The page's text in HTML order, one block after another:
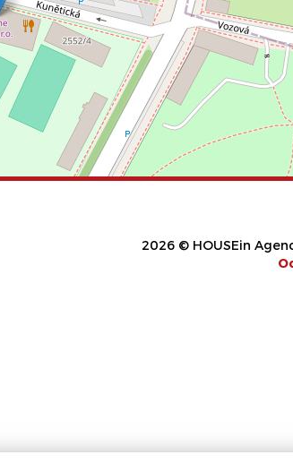
2026 © HOUSEin